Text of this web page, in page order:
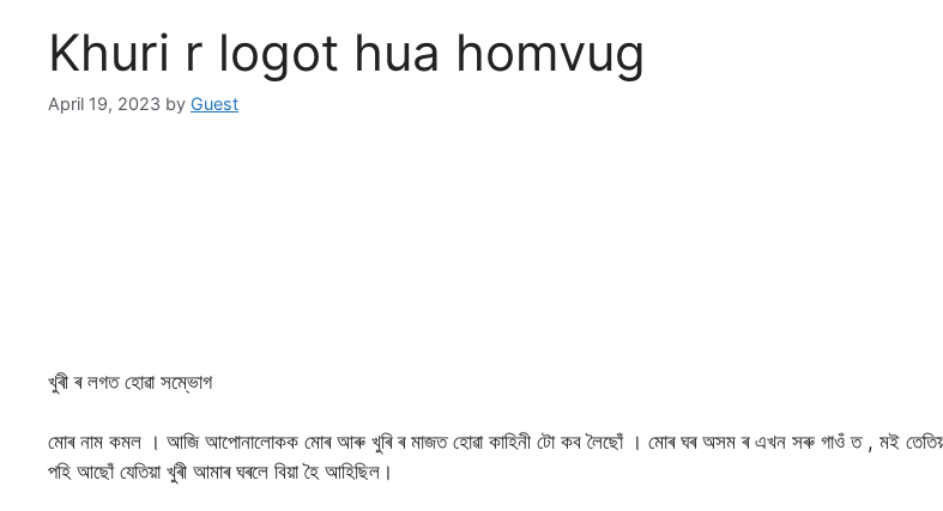
Khuri r logot hua homvug
April 19, 2023 by Guest
খুৰী ৰ লগত হোৱা সম্ভোগ
মোৰ নাম কমল । আজি আপোনালোকক মোৰ আৰু খুৰি ৰ মাজত হোৱা কাহিনী টো কব লৈছোঁ । মোৰ ঘৰ অসম ৰ এখন সৰু গাওঁ ত , মই
পহি আছোঁ যেতিয়া খুৰী আমাৰ ঘৰলে বিয়া হৈ আহিছিল।